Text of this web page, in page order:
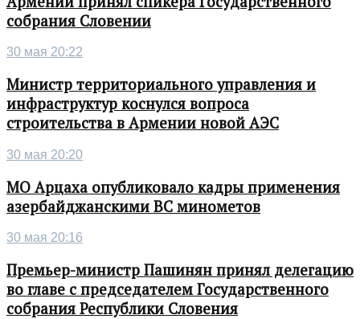
собрания Словении
30 мая 20:22
Министр территориального управления и
инфраструктур коснулся вопроса
строительства в Армении новой АЭС
30 мая 20:20
МО Арцаха опубликовало кадры применения
азербайджанскими ВС минометов
30 мая 20:16
Премьер-министр Пашинян принял делегацию
во главе с председателем Государственного
собрания Республики Словения